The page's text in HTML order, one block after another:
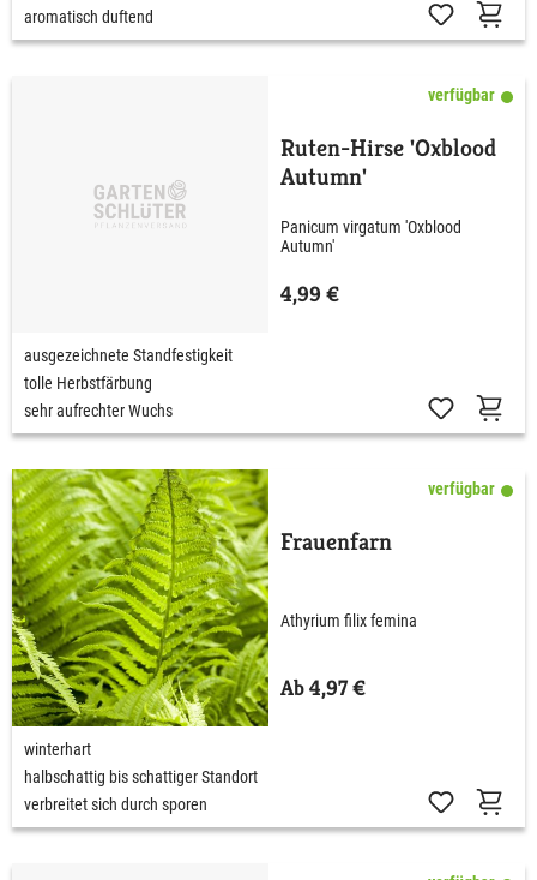
aromatisch duftend
verfügbar
Ruten-Hirse 'Oxblood
Autumn'
Panicum virgatum 'Oxblood
Autumn'
4,99 €
ausgezeichnete Standfestigkeit
tolle Herbstfärbung
sehr aufrechter Wuchs
verfügbar
Frauenfarn
Athyrium filix femina
Ab 4,97 €
winterhart
halbschattig bis schattiger Standort
verbreitet sich durch sporen